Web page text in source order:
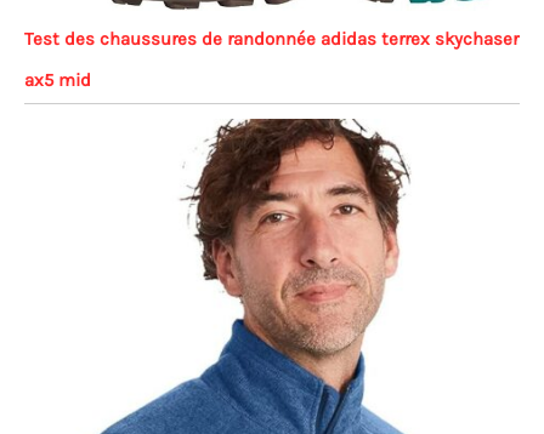
Test des chaussures de randonnée adidas terrex skychaser
ax5 mid